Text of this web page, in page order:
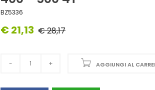
BZ5336
€ 21,13 € 28,17
AGGIUNGI AL